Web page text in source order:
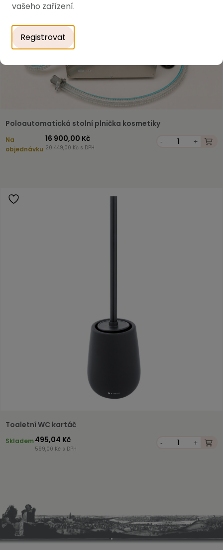
Poloautomatická stolní plnička kosmetiky
Na
objednávku
16 900,00 Kč
20 449,00 Kč s DPH
- +
Toaletní WC kartáč
Skladem495,04 Kč
599,00 Kč s DPH
- +
vašeho zařízení.
Registrovat